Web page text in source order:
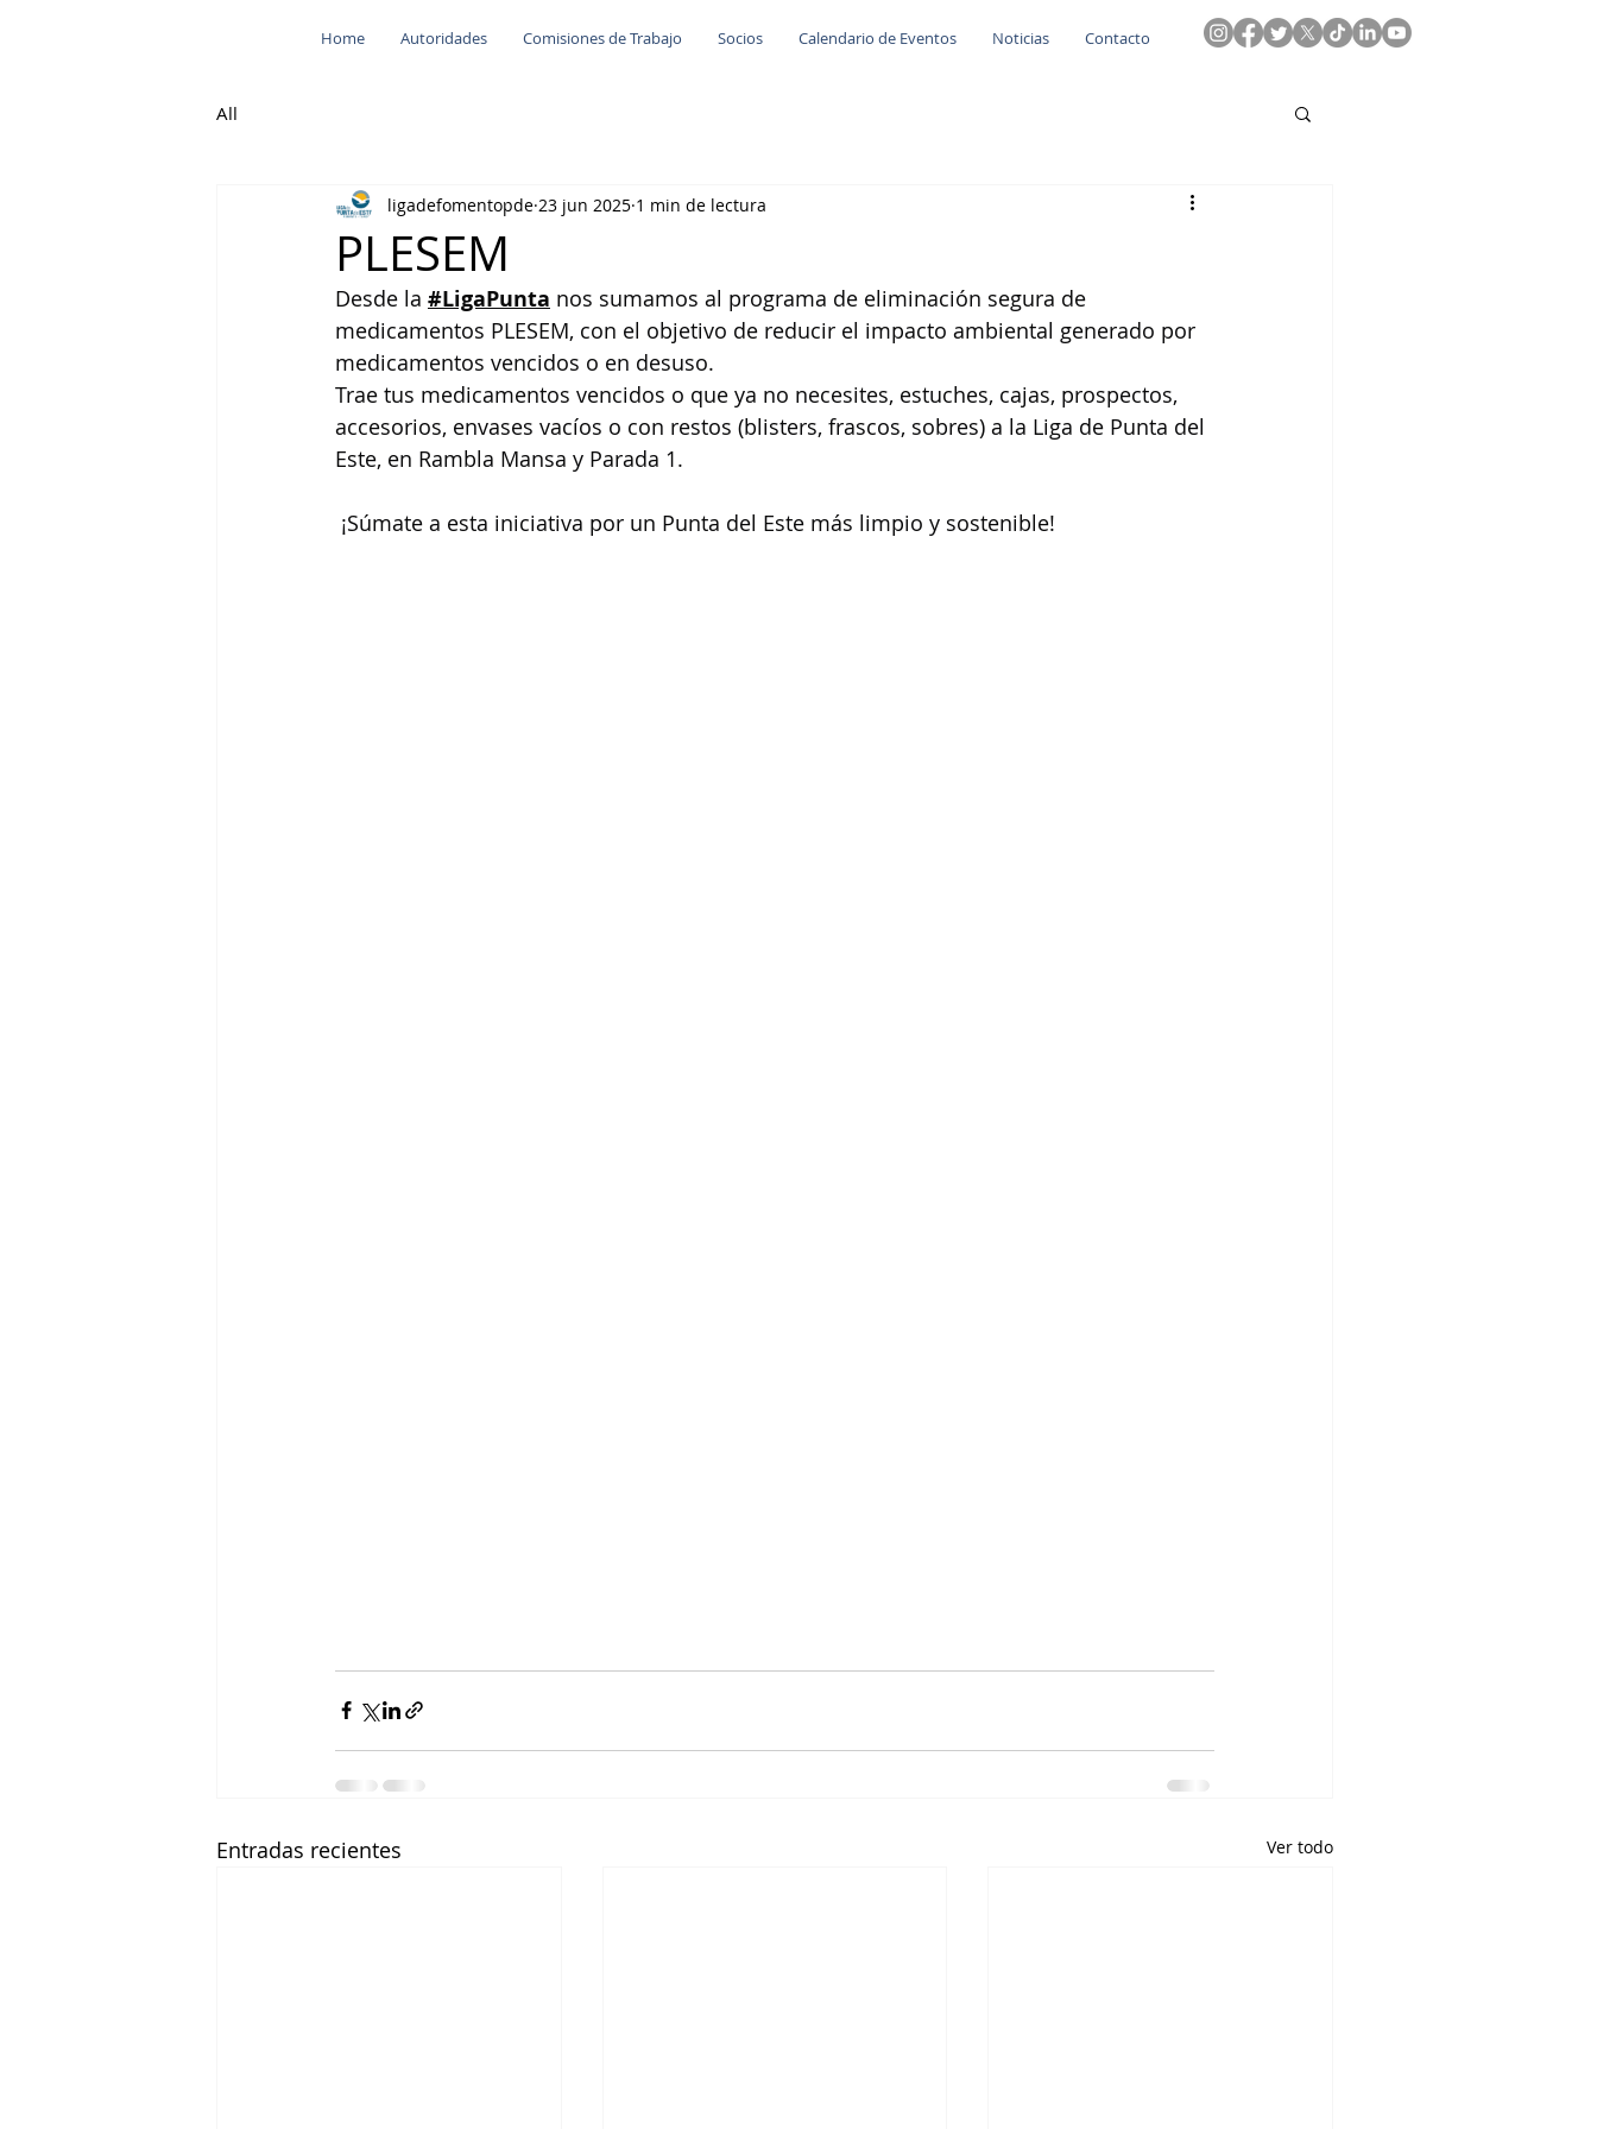
Home Autoridades Comisiones de Trabajo Socios Calendario de Eventos Noticias Contacto
All
PLESEM
ligadefomentopde 23 jun 2025 1 min de lectura
Desde la #LigaPunta nos sumamos al programa de eliminación segura de
medicamentos PLESEM, con el objetivo de reducir el impacto ambiental generado por
medicamentos vencidos o en desuso.
Trae tus medicamentos vencidos o que ya no necesites, estuches, cajas, prospectos,
accesorios, envases vacíos o con restos (blisters, frascos, sobres) a la Liga de Punta del
Este, en Rambla Mansa y Parada 1.
¡Súmate a esta iniciativa por un Punta del Este más limpio y sostenible!
Entradas recientes Ver todo